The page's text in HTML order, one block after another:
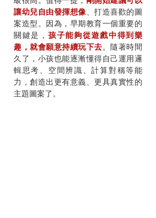
讓幼兒自由發揮想像 、打造喜歡的圖
案造型。因為，早期教育一個重要的
關鍵是， 孩子能夠從遊戲中得到樂
趣，就會願意持續玩下去。隨著時間
久了，小孩也能逐漸懂得自己運用邏
輯思考、空間辨識、計算對稱等能
力，創造出更有意義、更具真實性的
主題圖案了。